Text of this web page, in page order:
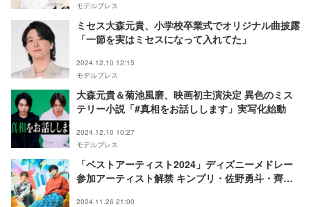
モデルプレス
ミセス大森元貴、小学校卒業式でオリジナル曲披露
「一節を実はミセスになって入れてた」
2024.12.10 12:15
モデルプレス
大森元貴＆菊池風磨、映画初主演決定 異色のミス
テリー小説「#真相をお話しします」実写化始動
2024.12.10 10:27
モデルプレス
「ベストアーティスト2024」ディズニーメドレー
参加アーティスト解禁 キンプリ・佐野勇斗・齊藤
2024.11.26 21:00